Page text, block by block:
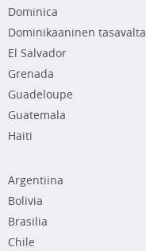
Dominica
Dominikaaninen tasavalta
El Salvador
Grenada
Guadeloupe
Guatemala
Haiti
Argentiina
Bolivia
Brasilia
Chile